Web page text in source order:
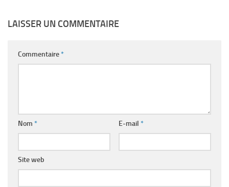
LAISSER UN COMMENTAIRE
Commentaire*
Nom * E-mail *
Site web